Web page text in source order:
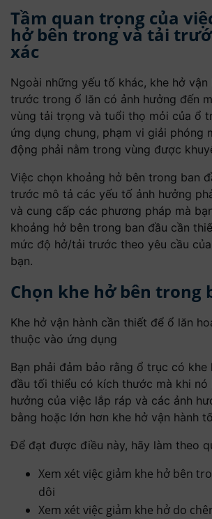
Tầm quan trọng của
hở bên trong và tải
xác
Ngoài những yếu tố khác, khe hở vận
trước trong ổ lăn có ảnh hưởng đến
vùng tải trọng và tuổi thọ mỏi của ổ
ứng dụng chung, phạm vi giải phóng
động phải nằm trong vùng được
Việc chọn khoảng hở bên trong ban
trước mô tả các yếu tố ảnh hưởng
và cung cấp các phương pháp mà
khoảng hở bên trong ban đầu cần
mức độ hở/tải trước theo yêu cầu
bạn.
Chọn khe hở bên trong
Khe hở vận hành cần thiết để ổ lăn
thuộc vào ứng dụng
Bạn phải đảm bảo rằng ổ trục có khe
đầu tối thiểu có kích thước mà khi nó
hưởng của việc lắp ráp và các ảnh
bằng hoặc lớn hơn khe hở vận hành
Để đạt được điều này, hãy làm theo
Xem xét việc giảm khe hở bên
dôi
Xem xét việc giảm khe hở do